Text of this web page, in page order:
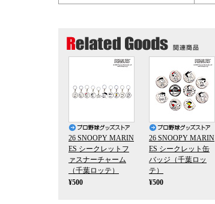
26 SNOOPY MARIN
ES シークレットフ
ァスナーチャーム
（千葉ロッテ）
¥500
26 SNOOPY MARIN
ES シークレット缶
バッジ（千葉ロッ
テ）
¥500